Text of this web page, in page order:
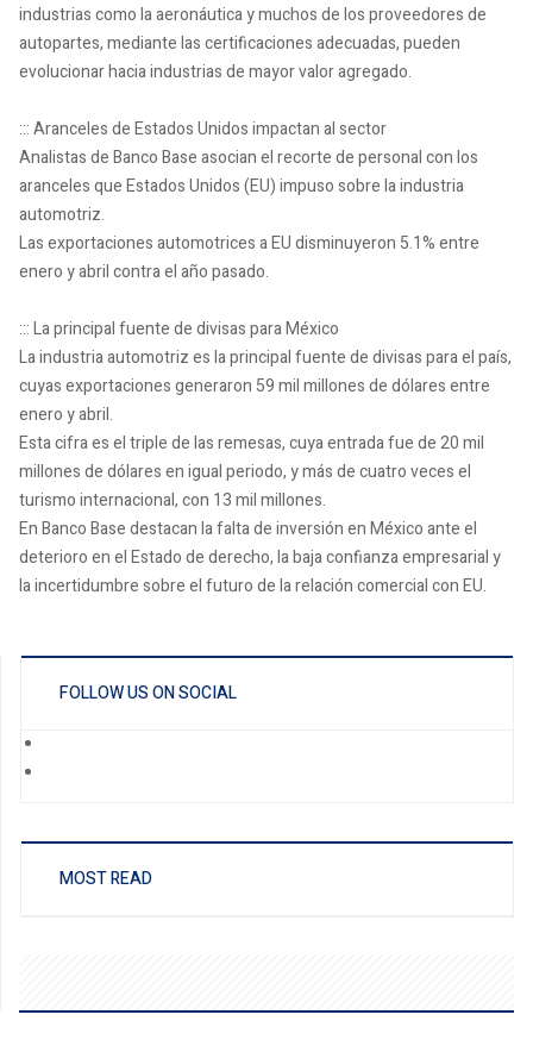
industrias como la aeronáutica y muchos de los proveedores de
autopartes, mediante las certificaciones adecuadas, pueden
evolucionar hacia industrias de mayor valor agregado.
::: Aranceles de Estados Unidos impactan al sector
Analistas de Banco Base asocian el recorte de personal con los
aranceles que Estados Unidos (EU) impuso sobre la industria
automotriz.
Las exportaciones automotrices a EU disminuyeron 5.1% entre
enero y abril contra el año pasado.
::: La principal fuente de divisas para México
La industria automotriz es la principal fuente de divisas para el país,
cuyas exportaciones generaron 59 mil millones de dólares entre
enero y abril.
Esta cifra es el triple de las remesas, cuya entrada fue de 20 mil
millones de dólares en igual periodo, y más de cuatro veces el
turismo internacional, con 13 mil millones.
En Banco Base destacan la falta de inversión en México ante el
deterioro en el Estado de derecho, la baja confianza empresarial y
la incertidumbre sobre el futuro de la relación comercial con EU.
FOLLOW US ON SOCIAL
MOST READ